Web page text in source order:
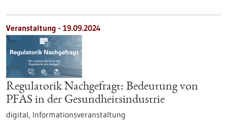
Veranstaltung - 19.09.2024
Regulatorik Nachgefragt: Bedeutung von
PFAS in der Gesundheitsindustrie
digital, Informationsveranstaltung